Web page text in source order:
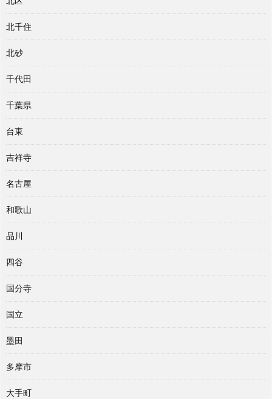
北千住
北砂
千代田
千葉県
台東
吉祥寺
名古屋
和歌山
品川
四谷
国分寺
国立
墨田
多摩市
大手町